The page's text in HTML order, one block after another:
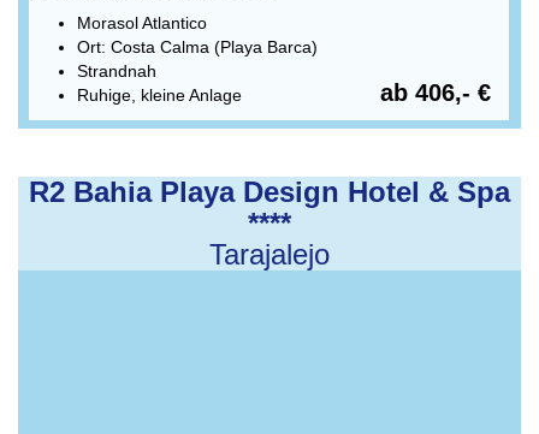
Morasol Atlantico
Ort: Costa Calma (Playa Barca)
Strandnah
Ruhige, kleine Anlage
ab 406,- €
R2 Bahia Playa Design Hotel & Spa
****
Tarajalejo